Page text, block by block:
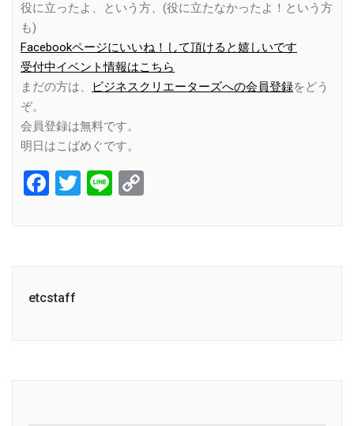
役に立ったよ、という方、(役に立たなかったよ！という方
も)
Facebookページにいいね！して頂けると嬉しいです
受付中イベント情報はこちら
まだの方は、
ビジネスクリエーターズへの会員登録をどう
ぞ。
会員登録は無料です。
明日はこばめぐです。
Facebook
Twitter
Line
etcstaff